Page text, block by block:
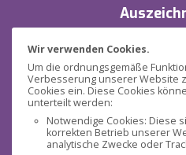
Wir verwenden Cookies.
Um die ordnungsgemäße
Verbesserung unserer Website
Cookies ein. Diese Cookies
unterteilt werden:
Notwendige Cookies: Diese
korrekten Betrieb unserer
analytische Zwecke oder